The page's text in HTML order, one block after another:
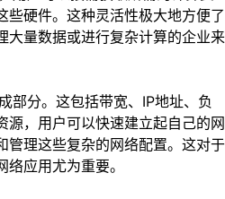
些硬件。这种灵活性极大地方便了
大量数据或进行复杂计算的企业来
部分。这包括带宽、IP地址、负
源，用户可以快速建立起自己的网
管理这些复杂的网络配置。这对于
应用尤为重要。